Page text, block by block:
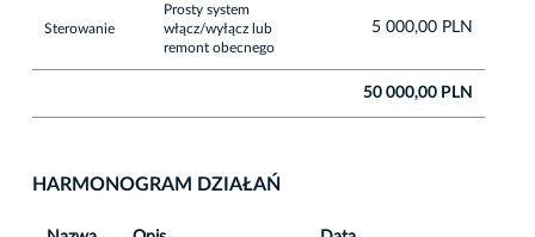
Sterowanie
Prosty system
włącz/wyłącz lub
remont obecnego
5 000,00 PLN
50 000,00 PLN
HARMONOGRAM DZIAŁAŃ